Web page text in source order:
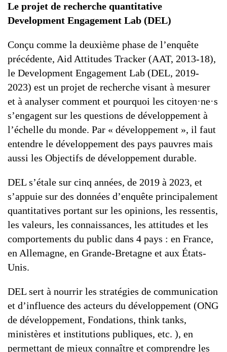
Le projet de recherche quantitative
Development Engagement Lab (DEL)
Conçu comme la deuxième phase de l’enquête
précédente, Aid Attitudes Tracker (AAT, 2013-18),
le Development Engagement Lab (DEL, 2019-
2023) est un projet de recherche visant à mesurer
et à analyser comment et pourquoi les citoyen·ne·s
s’engagent sur les questions de développement à
l’échelle du monde. Par « développement », il faut
entendre le développement des pays pauvres mais
aussi les Objectifs de développement durable.
DEL s’étale sur cinq années, de 2019 à 2023, et
s’appuie sur des données d’enquête principalement
quantitatives portant sur les opinions, les ressentis,
les valeurs, les connaissances, les attitudes et les
comportements du public dans 4 pays : en France,
en Allemagne, en Grande-Bretagne et aux États-
Unis.
DEL sert à nourrir les stratégies de communication
et d’influence des acteurs du développement (ONG
de développement, Fondations, think tanks,
ministères et institutions publiques, etc. ), en
permettant de mieux connaître et comprendre les